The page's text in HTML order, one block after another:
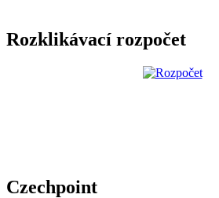
Rozklikávací rozpočet
Czechpoint